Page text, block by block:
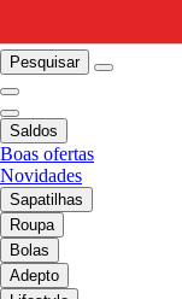
Pesquisar
Saldos
Boas ofertas
Novidades
Sapatilhas
Roupa
Bolas
Adepto